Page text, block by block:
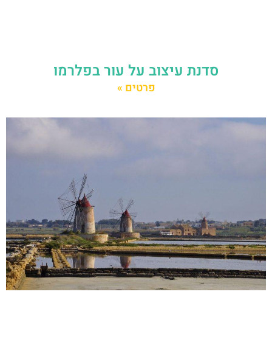
סדנת עיצוב על עור בפלרמו
פרטים »